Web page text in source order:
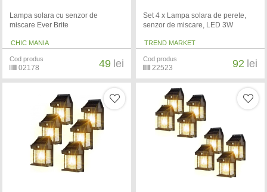
Lampa solara cu senzor de
miscare Ever Brite
CHIC MANIA
Cod produs
02178 49 lei
Set 4 x Lampa solara de perete,
senzor de miscare, LED 3W
TREND MARKET
Cod produs
22523 92 lei